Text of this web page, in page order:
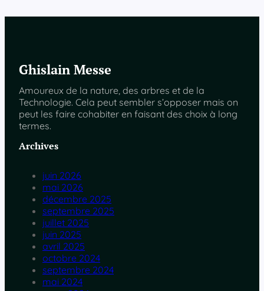
Ghislain Messe
Amoureux de la nature, des arbres et de la
Technologie. Cela peut sembler s’opposer mais on
peut les faire cohabiter en faisant des choix à long
termes.
Archives
juin 2026
mai 2026
décembre 2025
septembre 2025
juillet 2025
juin 2025
avril 2025
octobre 2024
septembre 2024
mai 2024